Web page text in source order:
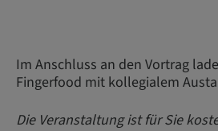
Im Anschluss an den Vortrag
Fingerfood mit kollegialem
Die Veranstaltung ist für Sie